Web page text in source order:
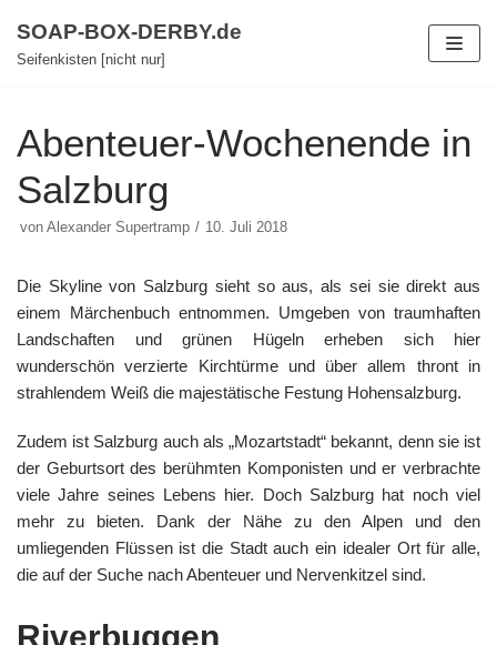
Zum
Inhalt
SOAP-BOX-DERBY.de
Seifenkisten [nicht nur]
Abenteuer-Wochenende in
Salzburg
von Alexander Supertramp 10. Juli 2018
Die Skyline von Salzburg sieht so aus, als sei sie direkt aus
einem Märchenbuch entnommen. Umgeben von traumhaften
Landschaften und grünen Hügeln erheben sich hier
wunderschön verzierte Kirchtürme und über allem thront in
strahlendem Weiß die majestätische Festung Hohensalzburg.
Zudem ist Salzburg auch als „Mozartstadt“ bekannt, denn sie ist
der Geburtsort des berühmten Komponisten und er verbrachte
viele Jahre seines Lebens hier. Doch Salzburg hat noch viel
mehr zu bieten. Dank der Nähe zu den Alpen und den
umliegenden Flüssen ist die Stadt auch ein idealer Ort für alle,
die auf der Suche nach Abenteuer und Nervenkitzel sind.
Riverbuggen